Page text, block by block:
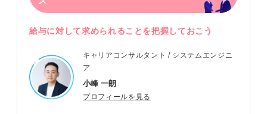
給与に対して求められることを把握しておこう
キャリアコンサルタント / システムエンジニ
ア
小峰 一朗
プロフィールを見る